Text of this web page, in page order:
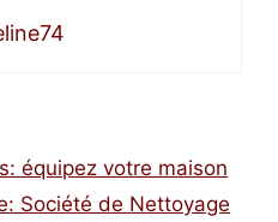
équipez votre maison
Société de Nettoyage